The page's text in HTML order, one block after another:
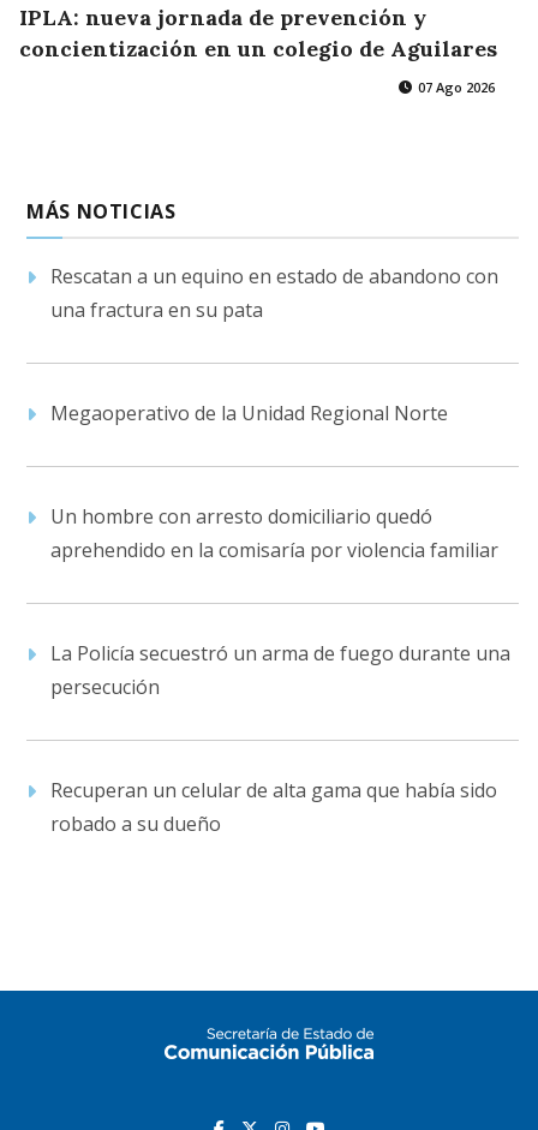
IPLA: nueva jornada de prevención y
concientización en un colegio de Aguilares
07 Ago 2026
MÁS NOTICIAS
Rescatan a un equino en estado de abandono con
una fractura en su pata
Megaoperativo de la Unidad Regional Norte
Un hombre con arresto domiciliario quedó
aprehendido en la comisaría por violencia familiar
La Policía secuestró un arma de fuego durante una
persecución
Recuperan un celular de alta gama que había sido
robado a su dueño